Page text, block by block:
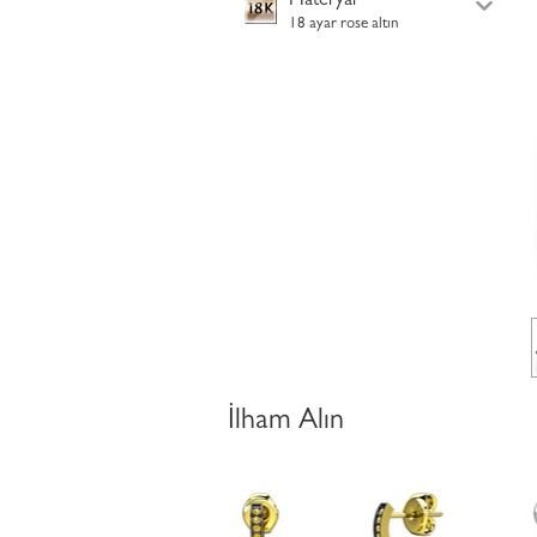
18 ayar rose altın
İlham Alın